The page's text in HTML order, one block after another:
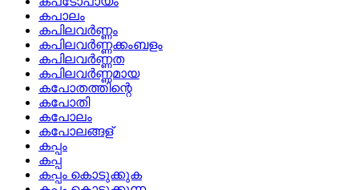
കപാലം
കപിലവര്‍ണ്ണം
കപിലവര്‍ണ്ണക്കംബളം
കപിലവര്‍ണ്ണത
കപിലവര്‍ണ്ണമായ
കപോതത്തിന്റെ
കപോതി
കപോലം
കപോലങ്ങള്
കപ്പം
കപ്പ
കപ്പം കൊടുക്കുക